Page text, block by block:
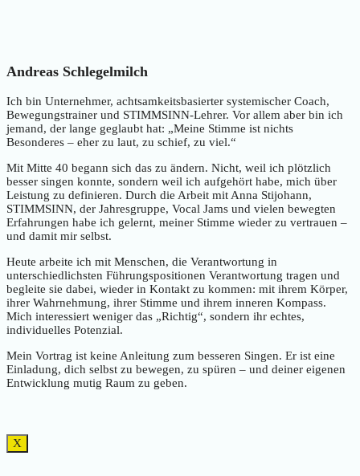
Andreas Schlegelmilch
Ich bin Unternehmer, achtsamkeitsbasierter systemischer Coach,
Bewegungstrainer und STIMMSINN-Lehrer. Vor allem aber bin ich
jemand, der lange geglaubt hat: „Meine Stimme ist nichts
Besonderes – eher zu laut, zu schief, zu viel.“
Mit Mitte 40 begann sich das zu ändern. Nicht, weil ich plötzlich
besser singen konnte, sondern weil ich aufgehört habe, mich über
Leistung zu definieren. Durch die Arbeit mit Anna Stijohann,
STIMMSINN, der Jahresgruppe, Vocal Jams und vielen bewegten
Erfahrungen habe ich gelernt, meiner Stimme wieder zu vertrauen –
und damit mir selbst.
Heute arbeite ich mit Menschen, die Verantwortung in
unterschiedlichsten Führungspositionen Verantwortung tragen und
begleite sie dabei, wieder in Kontakt zu kommen: mit ihrem Körper,
ihrer Wahrnehmung, ihrer Stimme und ihrem inneren Kompass.
Mich interessiert weniger das „Richtig“, sondern ihr echtes,
individuelles Potenzial.
Mein Vortrag ist keine Anleitung zum besseren Singen. Er ist eine
Einladung, dich selbst zu bewegen, zu spüren – und deiner eigenen
Entwicklung mutig Raum zu geben.
X